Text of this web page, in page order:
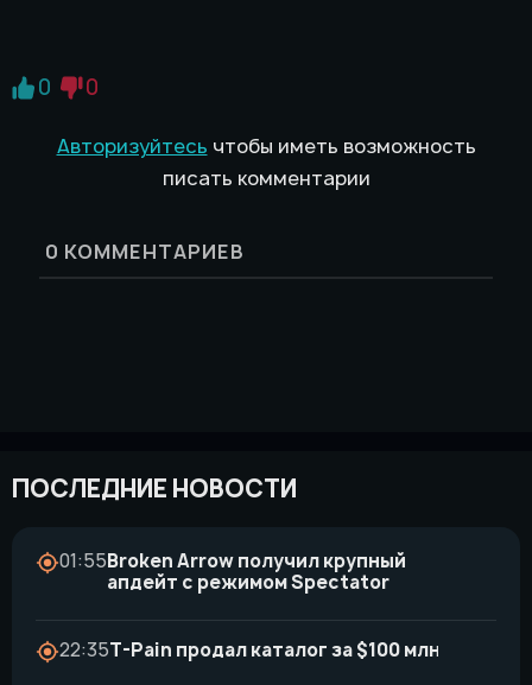
0 0
Авторизуйтесь чтобы иметь возможность
писать комментарии
0 КОММЕНТАРИЕВ
ПОСЛЕДНИЕ НОВОСТИ
01:55Broken Arrow получил крупный
апдейт с режимом Spectator
22:35T-Pain продал каталог за $100 млн